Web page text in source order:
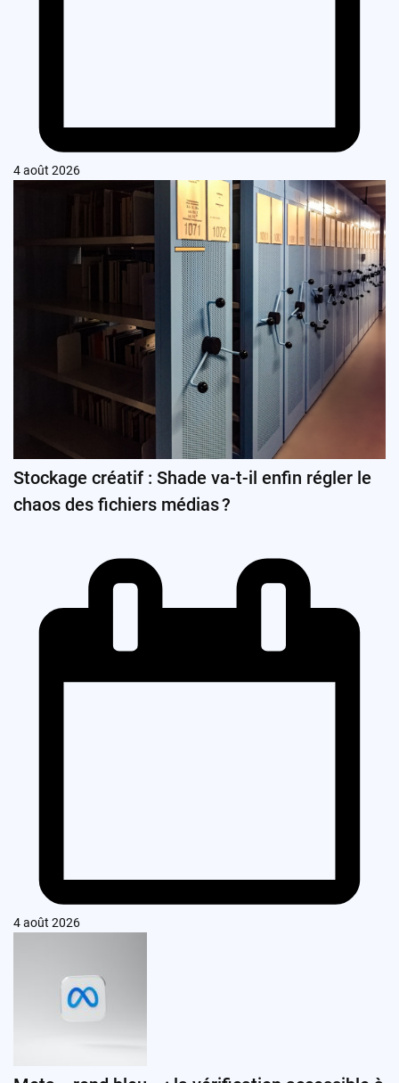
4 août 2026
Stockage créatif : Shade va-t-il enfin régler le
chaos des fichiers médias ?
4 août 2026